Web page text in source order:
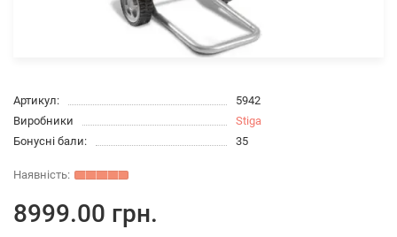
Артикул:
5942
Виробники
Stiga
Бонусні бали:
35
8999.00 грн.